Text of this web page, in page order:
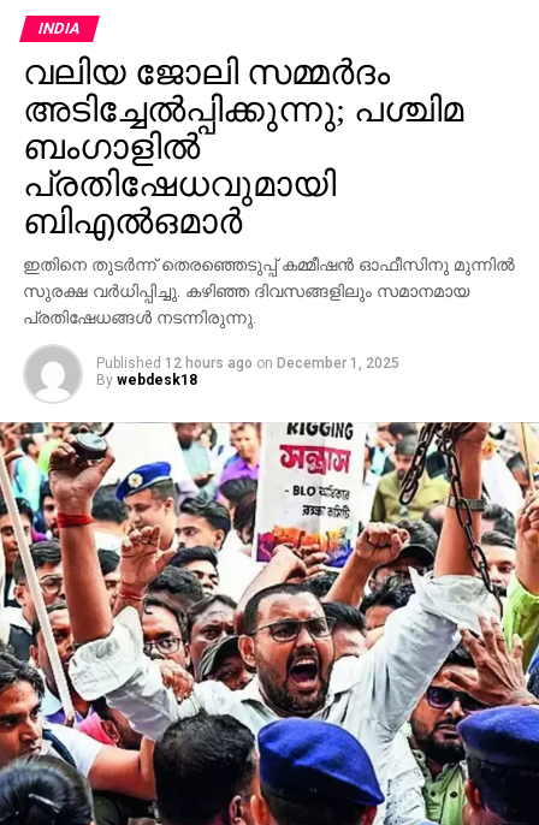
INDIA
വലിയ ജോലി സമ്മര്‍ദം
അടിച്ചേല്‍പ്പിക്കുന്നു; പശ്ചിമ
ബംഗാളില്‍
പ്രതിഷേധവുമായി
ബിഎല്‍ഒമാര്‍
ഇതിനെ തുടര്‍ന്ന് തെരഞ്ഞെടുപ്പ് കമ്മീഷന്‍ ഓഫീസിനു മുന്നില്‍
സുരക്ഷ വര്‍ധിപ്പിച്ചു. കഴിഞ്ഞ ദിവസങ്ങളിലും സമാനമായ
പ്രതിഷേധങ്ങള്‍ നടന്നിരുന്നു.
Published 12 hours ago on December 1, 2025
By webdesk18